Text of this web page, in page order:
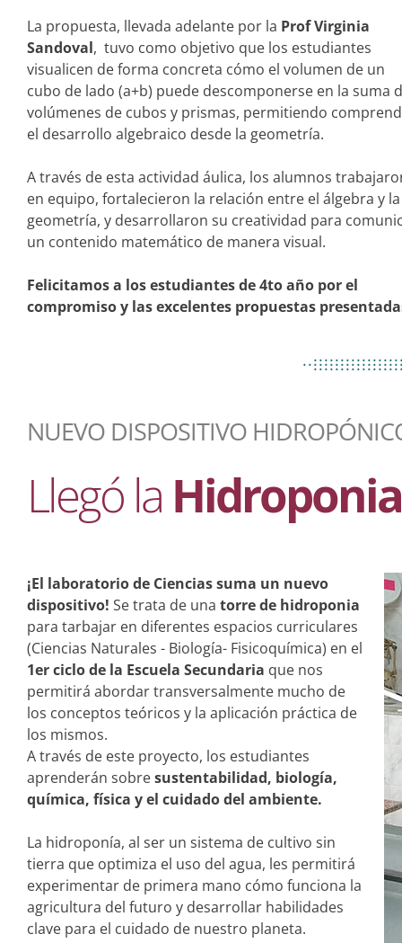
La propuesta, llevada adelante por la Prof Virginia
Sandoval, tuvo como objetivo que los estudiantes
visualicen de forma concreta cómo el volumen de un
cubo de lado (a+b) puede descomponerse en la suma
volúmenes de cubos y prismas, permitiendo
el desarrollo algebraico desde la geometría.
A través de esta actividad áulica, los alumnos
en equipo, fortalecieron la relación entre el álgebra y la
geometría, y desarrollaron su creatividad para
un contenido matemático de manera visual.
Felicitamos a los estudiantes de 4to año por el
compromiso y las excelentes propuestas
NUEVO DISPOSITIVO
Llegó la
¡El laboratorio de Ciencias suma un nuevo
dispositivo! Se trata de una torre de hidroponia
para tarbajar en diferentes espacios curriculares
(Ciencias Naturales - Biología- Fisicoquímica) en el
1er ciclo de la Escuela Secundaria que nos
permitirá abordar transversalmente mucho de
los conceptos teóricos y la aplicación práctica de
los mismos.
A través de este proyecto, los estudiantes
aprenderán sobresustentabilidad, biología,
química, física y el cuidado del ambiente.
La hidroponía, al ser un sistema de cultivo sin
tierra que optimiza el uso del agua, les permitirá
experimentar de primera mano cómo funciona la
agricultura del futuro y desarrollar habilidades
clave para el cuidado de nuestro planeta.